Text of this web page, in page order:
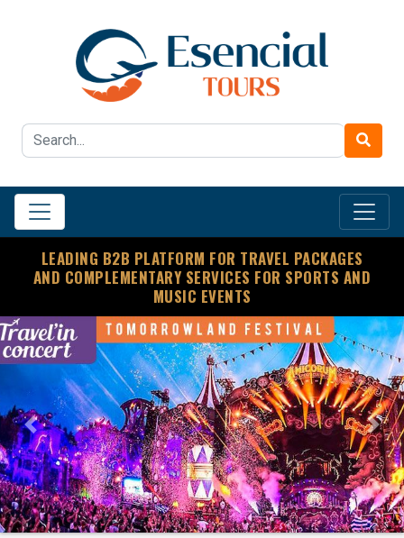
LEADING B2B PLATFORM FOR TRAVEL PACKAGES
AND COMPLEMENTARY SERVICES FOR SPORTS AND
MUSIC EVENTS
Previous Next